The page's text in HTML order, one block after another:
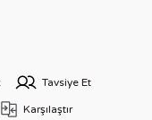
Tavsiye Et
Karşılaştır